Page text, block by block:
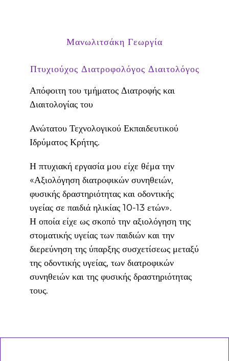
Μανωλιτσάκη Γεωργία
Πτυχιούχος Διατροφολόγος Διαιτολόγος
Απόφοιτη του τμήματος Διατροφής και
Διαιτολογίας του
Ανώτατου Τεχνολογικού Εκπαιδευτικού
Ιδρύματος Κρήτης.
Η πτυχιακή εργασία μου είχε θέμα την
«Αξιολόγηση διατροφικών συνηθειών,
φυσικής δραστηριότητας και οδοντικής
υγείας σε παιδιά ηλικίας 10-13 ετών».
Η οποία είχε ως σκοπό την αξιολόγηση της
στοματικής υγείας των παιδιών και την
διερεύνηση της ύπαρξης συσχετίσεως μεταξύ
της οδοντικής υγείας, των διατροφικών
συνηθειών και της φυσικής δραστηριότητας
τους.